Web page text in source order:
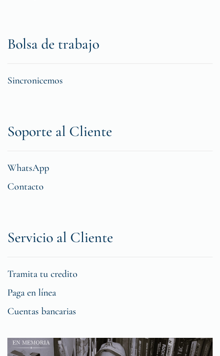
Bolsa de trabajo
Sincronicemos
Soporte al Cliente
WhatsApp
Contacto
Servicio al Cliente
Tramita tu credito
Paga en línea
Cuentas bancarias